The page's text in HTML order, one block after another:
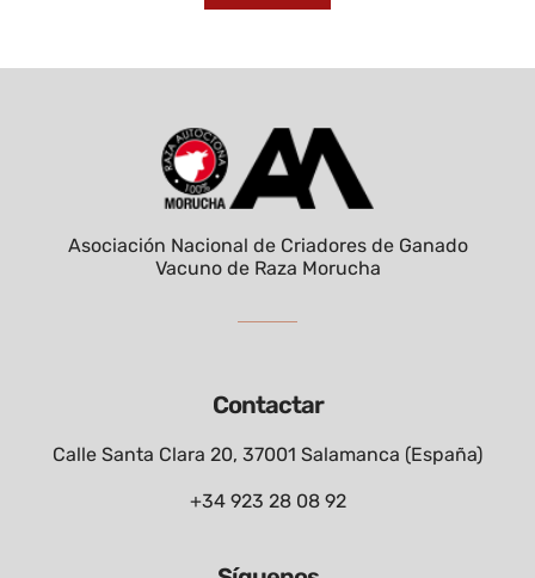
Contactar
Calle Santa Clara 20, 37001 Salamanca (España)
+34 923 28 08 92
Asociación Nacional de Criadores de Ganado
Vacuno de Raza Morucha